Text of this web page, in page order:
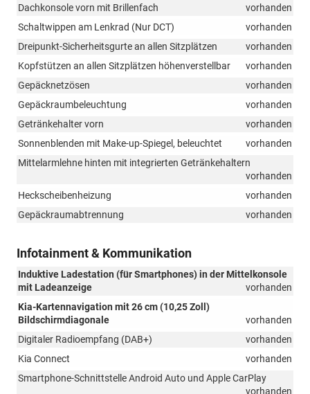
Dachkonsole vorn mit Brillenfach
vorhanden
Schaltwippen am Lenkrad (Nur DCT)
vorhanden
Dreipunkt-Sicherheitsgurte an allen Sitzplätzen
vorhanden
Kopfstützen an allen Sitzplätzen höhenverstellbar
vorhanden
Gepäcknetzösen
vorhanden
Gepäckraumbeleuchtung
vorhanden
Getränkehalter vorn
vorhanden
Sonnenblenden mit Make-up-Spiegel, beleuchtet
vorhanden
Mittelarmlehne hinten mit integrierten Getränkehaltern
vorhanden
Heckscheibenheizung
vorhanden
Gepäckraumabtrennung
vorhanden
Infotainment & Kommunikation
Induktive Ladestation (für Smartphones) in der Mittelkonsole
mit Ladeanzeige
vorhanden
Kia-Kartennavigation mit 26 cm (10,25 Zoll)
Bildschirmdiagonale
vorhanden
Digitaler Radioempfang (DAB+)
vorhanden
Kia Connect
vorhanden
Smartphone-Schnittstelle Android Auto und Apple CarPlay
vorhanden